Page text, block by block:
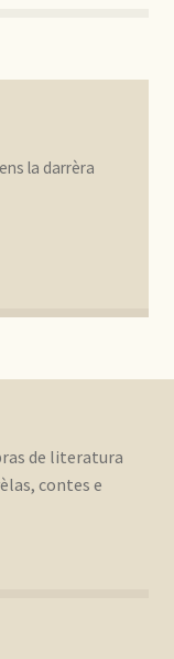
la darrèra
de literatura
contes e